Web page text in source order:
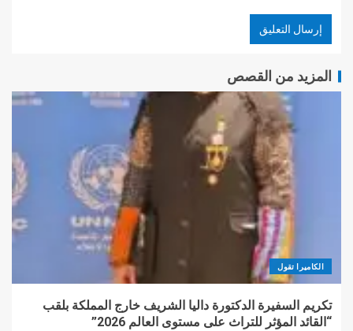
المزيد من القصص
الكاميرا تقول
تكريم السفيرة الدكتورة داليا الشريف خارج المملكة بلقب
“القائد المؤثر للتراث على مستوى العالم 2026”